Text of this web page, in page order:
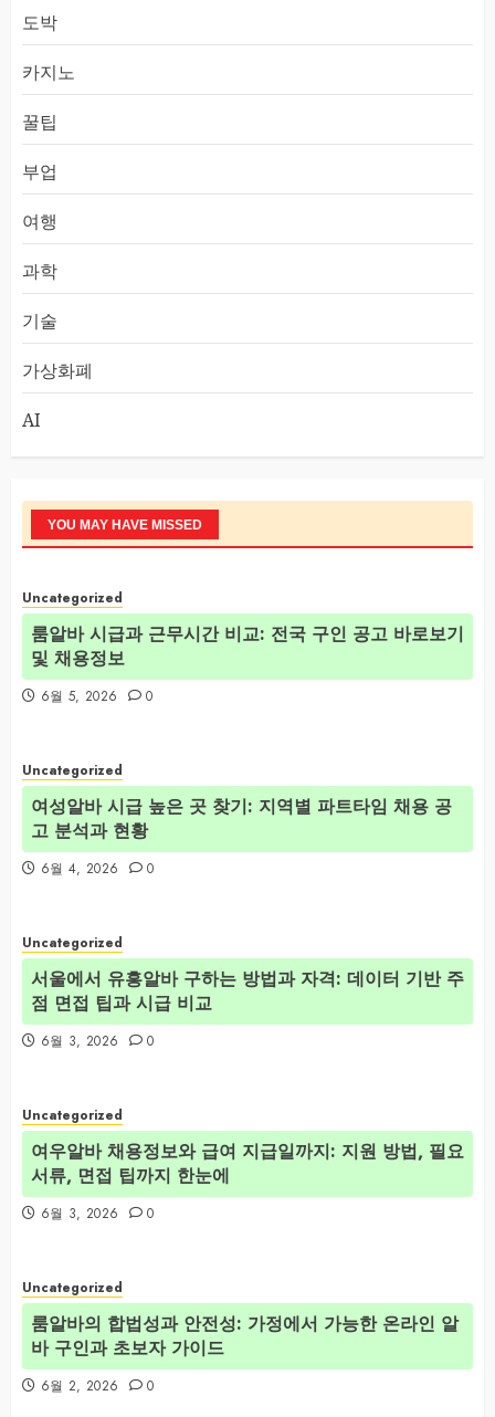
도박
카지노
꿀팁
부업
여행
과학
기술
가상화폐
AI
YOU MAY HAVE MISSED
Uncategorized
룸알바 시급과 근무시간 비교: 전국 구인 공고 바로보기
및 채용정보
6월 5, 2026 0
Uncategorized
여성알바 시급 높은 곳 찾기: 지역별 파트타임 채용 공
고 분석과 현황
6월 4, 2026 0
Uncategorized
서울에서 유흥알바 구하는 방법과 자격: 데이터 기반 주
점 면접 팁과 시급 비교
6월 3, 2026 0
Uncategorized
여우알바 채용정보와 급여 지급일까지: 지원 방법, 필요
서류, 면접 팁까지 한눈에
6월 3, 2026 0
Uncategorized
룸알바의 합법성과 안전성: 가정에서 가능한 온라인 알
바 구인과 초보자 가이드
6월 2, 2026 0